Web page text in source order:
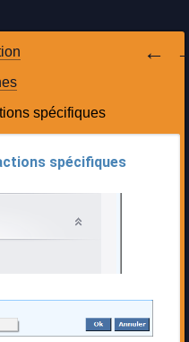
spécifiques
spécifiques